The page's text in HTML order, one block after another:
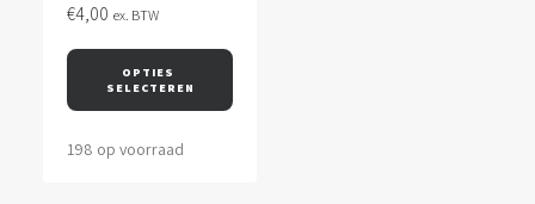
€4,00 ex. BTW
OPTIES
SELECTEREN
198 op voorraad